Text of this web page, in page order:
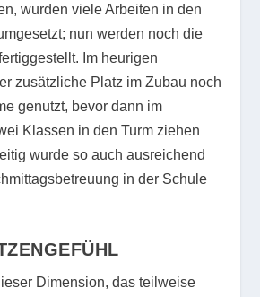
wurden viele Arbeiten in den
nun werden noch die
Im heurigen
zusätzliche Platz im Zubau noch
genutzt, bevor dann im
Klassen in den Turm ziehen
wurde so auch ausreichend
in der Schule
Dimension, das teilweise